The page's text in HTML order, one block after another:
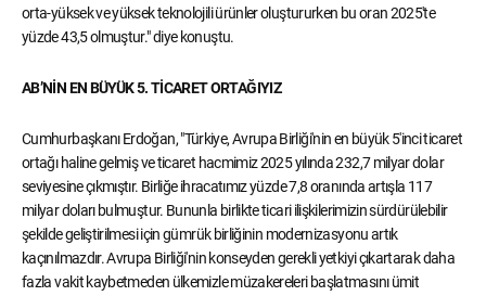
orta-yüksek ve yüksek teknolojili ürünler oluştururken bu oran 2025'te
yüzde 43,5 olmuştur." diye konuştu.
AB’NİN EN BÜYÜK 5. TİCARET ORTAĞIYIZ
Cumhurbaşkanı Erdoğan, "Türkiye, Avrupa Birliği'nin en büyük 5'inci ticaret
ortağı haline gelmiş ve ticaret hacmimiz 2025 yılında 232,7 milyar dolar
seviyesine çıkmıştır. Birliğe ihracatımız yüzde 7,8 oranında artışla 117
milyar doları bulmuştur. Bununla birlikte ticari ilişkilerimizin sürdürülebilir
şekilde geliştirilmesi için gümrük birliğinin modernizasyonu artık
kaçınılmazdır. Avrupa Birliği'nin konseyden gerekli yetkiyi çıkartarak daha
fazla vakit kaybetmeden ülkemizle müzakereleri başlatmasını ümit